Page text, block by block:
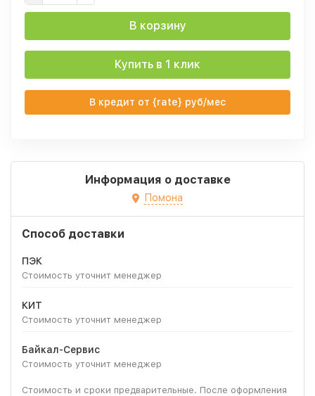
В корзину
Купить в 1 клик
В кредит от {rate} руб/мес
Информация о доставке
Помона
Способ доставки
ПЭК
Стоимость уточнит менеджер
КИТ
Стоимость уточнит менеджер
Байкал-Сервис
Стоимость уточнит менеджер
Стоимость и сроки предварительные. После оформления